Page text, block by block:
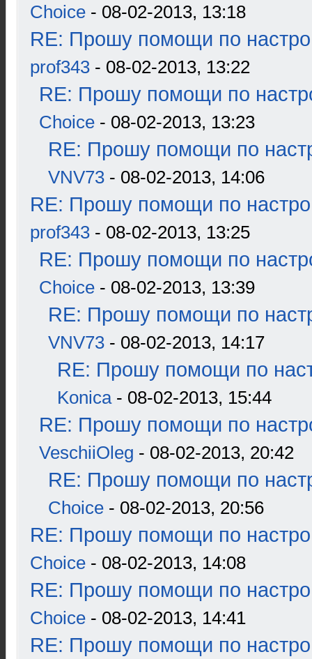
Choice - 08-02-2013, 13:18
RE: Прошу помощи по
prof343 - 08-02-2013, 13:22
RE: Прошу помощи по
Choice - 08-02-2013, 13:23
RE: Прошу помощи по
VNV73 - 08-02-2013, 14:06
RE: Прошу помощи по
prof343 - 08-02-2013, 13:25
RE: Прошу помощи по
Choice - 08-02-2013, 13:39
RE: Прошу помощи по
VNV73 - 08-02-2013, 14:17
RE: Прошу помощи по
Konica- 08-02-2013, 15:44
RE: Прошу помощи по
VeschiiOleg - 08-02-2013, 20:42
RE: Прошу помощи по
Choice - 08-02-2013, 20:56
RE: Прошу помощи по
Choice - 08-02-2013, 14:08
RE: Прошу помощи по
Choice - 08-02-2013, 14:41
RE: Прошу помощи по